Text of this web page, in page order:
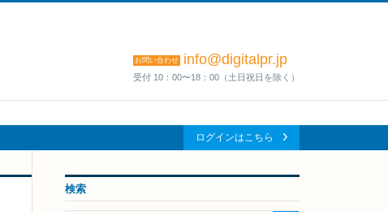
お問い合わせ info@digitalpr.jp
受付 10：00〜18：00（土日祝日を除く）
ログインはこちら
検索